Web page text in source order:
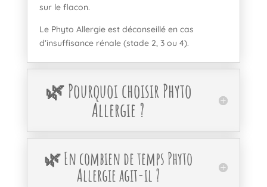
sur le flacon.
Le Phyto Allergie est déconseillé en cas
d’insuffisance rénale (stade 2, 3 ou 4).
🌿 Pourquoi choisir Phyto
Allergie ?
🌿 En combien de temps Phyto
Allergie agit-il ?